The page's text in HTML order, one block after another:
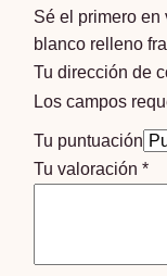
Sé el primero en
blanco relleno
Tu dirección de
Los campos
Tu puntuación
Tu valoración*